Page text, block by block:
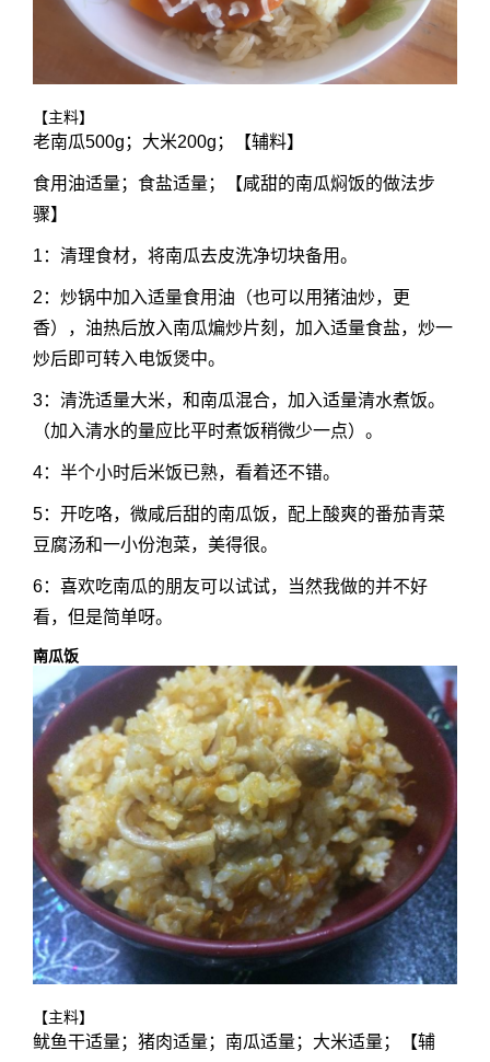
【主料】
老南瓜500g；大米200g；【辅料】
食用油适量；食盐适量；【咸甜的南瓜焖饭的做法步
骤】
1：清理食材，将南瓜去皮洗净切块备用。
2：炒锅中加入适量食用油（也可以用猪油炒，更
香），油热后放入南瓜煸炒片刻，加入适量食盐，炒一
炒后即可转入电饭煲中。
3：清洗适量大米，和南瓜混合，加入适量清水煮饭。
（加入清水的量应比平时煮饭稍微少一点）。
4：半个小时后米饭已熟，看着还不错。
5：开吃咯，微咸后甜的南瓜饭，配上酸爽的番茄青菜
豆腐汤和一小份泡菜，美得很。
6：喜欢吃南瓜的朋友可以试试，当然我做的并不好
看，但是简单呀。
南瓜饭
【主料】
鱿鱼干适量；猪肉适量；南瓜适量；大米适量；【辅